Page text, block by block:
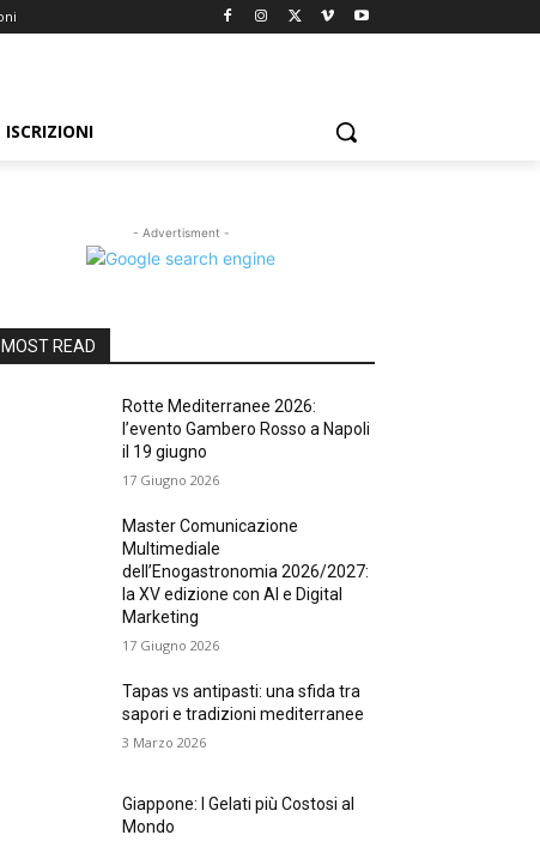
- Advertisment -
MOST READ
Rotte Mediterranee 2026:
l’evento Gambero Rosso a Napoli
il 19 giugno
17 Giugno 2026
Master Comunicazione
Multimediale
dell’Enogastronomia 2026/2027:
la XV edizione con AI e Digital
Marketing
17 Giugno 2026
Tapas vs antipasti: una sfida tra
sapori e tradizioni mediterranee
3 Marzo 2026
Giappone: I Gelati più Costosi al
Mondo